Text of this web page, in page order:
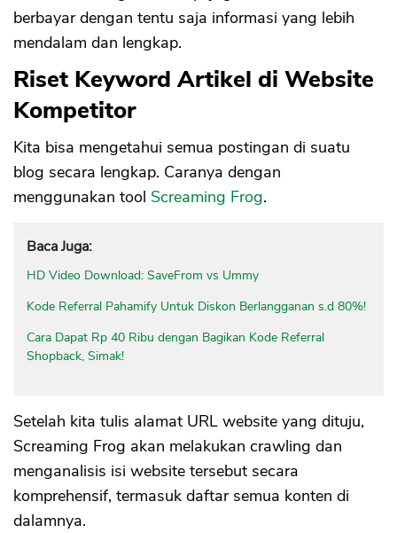
berbayar dengan tentu saja informasi yang lebih
mendalam dan lengkap.
Riset Keyword Artikel di Website
Kompetitor
Kita bisa mengetahui semua postingan di suatu
blog secara lengkap. Caranya dengan
menggunakan tool Screaming Frog.
Baca Juga:
HD Video Download: SaveFrom vs Ummy
Kode Referral Pahamify Untuk Diskon Berlangganan s.d 80%!
Cara Dapat Rp 40 Ribu dengan Bagikan Kode Referral
Shopback, Simak!
Setelah kita tulis alamat URL website yang dituju,
Screaming Frog akan melakukan crawling dan
menganalisis isi website tersebut secara
komprehensif, termasuk daftar semua konten di
dalamnya.